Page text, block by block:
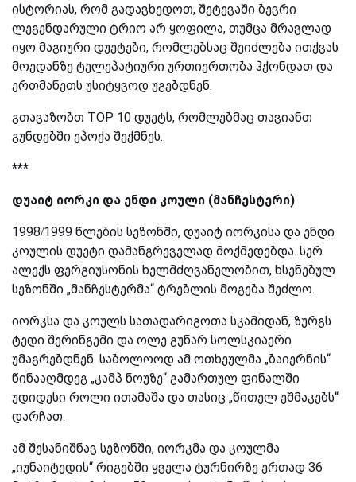
ისტორიას, რომ გადავხედოთ, შეტევაში ბევრი
ლეგენდარული ტრიო არ ყოფილა, თუმცა მრავლად
იყო მაგიური დუეტები, რომლებსაც შეიძლება ითქვას
მოედანზე ტელეპატიური ურთიერთობა ჰქონდათ და
ერთმანეთს უსიტყვოდ უგებდნენ.
გთავაზობთ TOP 10 დუეტს, რომლებმაც თავიანთ
გუნდებში ეპოქა შექმნეს.
***
დუაიტ იორკი და ენდი კოული (მანჩესტერი)
1998/1999 წლების სეზონში, დუაიტ იორკისა და ენდი
კოულის დუეტი დამანგრეველად მოქმედებდა. სერ
ალექს ფერგიუსონის ხელმძღვანელობით, ხსენებულ
სეზონში „მანჩესტერმა“ ტრებლის მოგება შეძლო.
იორკსა და კოულს სათადარიგოთა სკამიდან, ზურგს
ტედი შერინგემი და ოლე გუნარ სოლსკიაერი
უმაგრებდნენ. საბოლოოდ ამ ოთხეულმა „ბაიერნის“
წინააღმდეგ „კამპ ნოუზე“ გამართულ ფინალში
უდიდესი როლი ითამაშა და თასიც „წითელ ეშმაკებს“
დარჩათ.
ამ შესანიშნავ სეზონში, იორკმა და კოულმა
„იუნაიტედის“ რიგებში ყველა ტურნირზე ერთად 36